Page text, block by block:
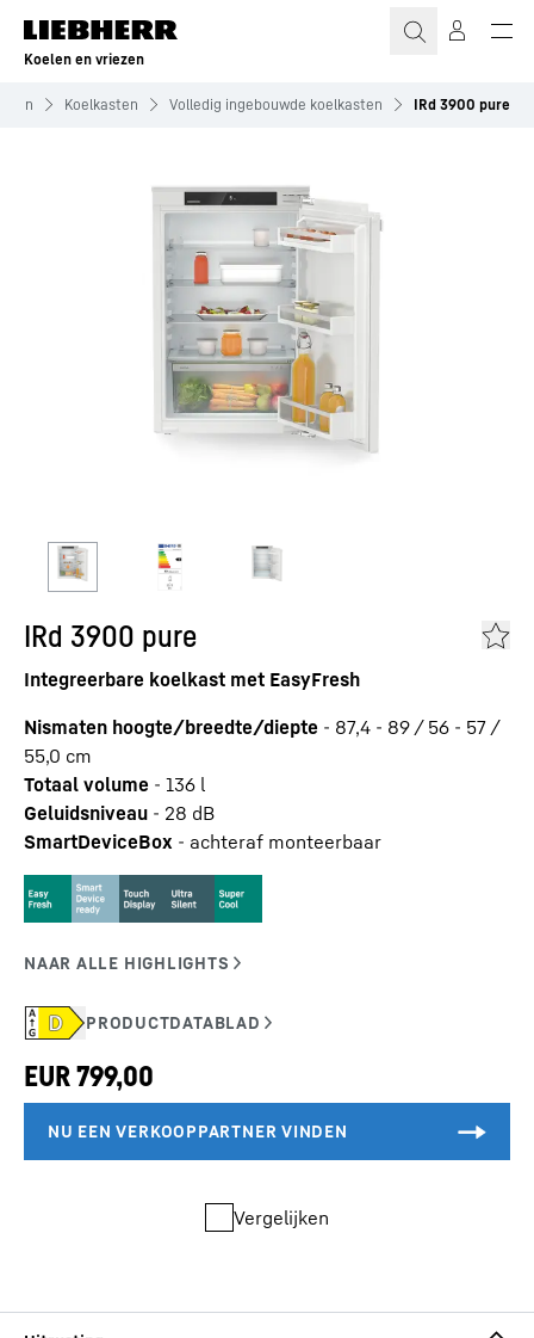
Koelen en vriezen
Koelkasten Volledig ingebouwde koelkasten IRd 3900 pure
IRd 3900 pure
Integreerbare koelkast met EasyFresh
Nismaten hoogte/breedte/diepte - 87,4 - 89 / 56 - 57 /
55,0 cm
Totaal volume - 136 l
Geluidsniveau - 28 dB
SmartDeviceBox - achteraf monteerbaar
Vergelijken